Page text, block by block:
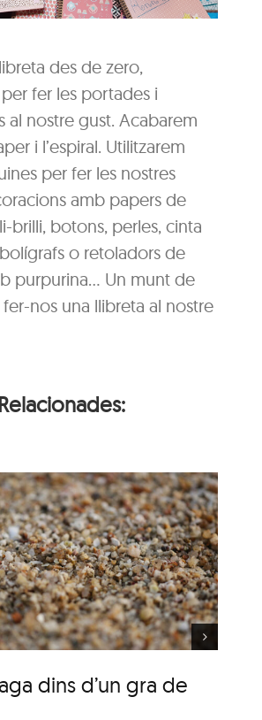
des de zero,
fer les portades i
al nostre gust. Acabarem
i l’espiral. Utilitzarem
per fer les nostres
amb papers de
brilli, botons, perles, cinta
o retoladors de
purpurina… Un munt de
nos una llibreta al nostre
dins d’un gra de
dins d’un
gra de sorra?